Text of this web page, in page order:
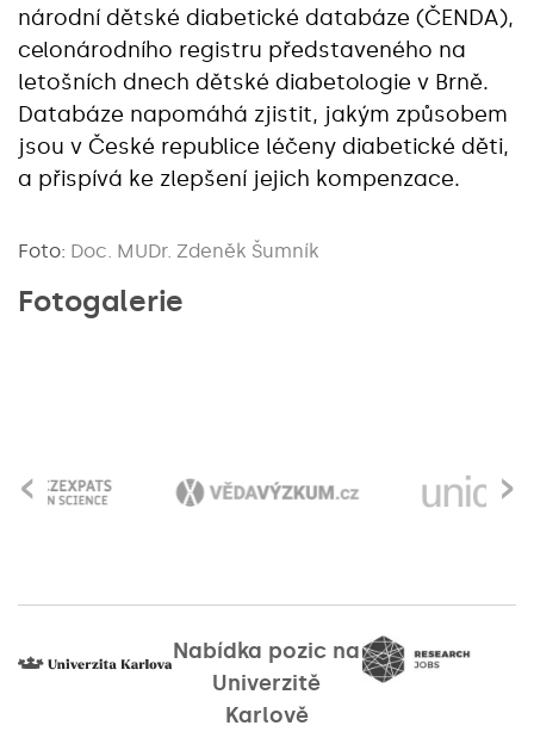
národní dětské diabetické databáze (ČENDA),
celonárodního registru představeného na
letošních dnech dětské diabetologie v Brně.
Databáze napomáhá zjistit, jakým způsobem
jsou v České republice léčeny diabetické děti,
a přispívá ke zlepšení jejich kompenzace.
Foto: Doc. MUDr. Zdeněk Šumník
Fotogalerie
›
‹
Nabídka pozic na
Univerzitě
Karlově